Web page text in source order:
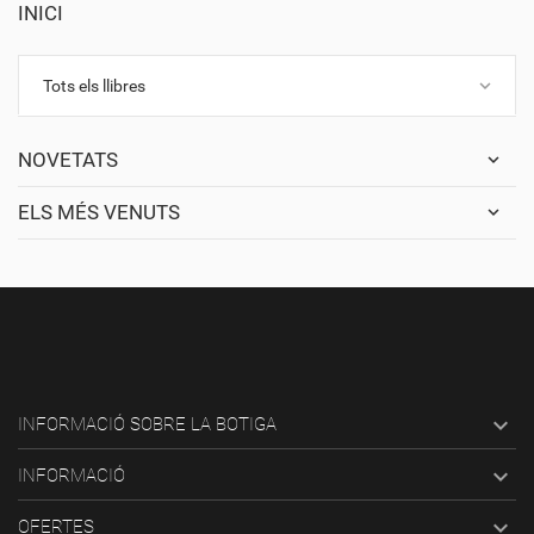
INICI
Tots els llibres keyboard_arrow_down
NOVETATS
ELS MÉS VENUTS
INFORMACIÓ SOBRE LA BOTIGA 
INFORMACIÓ 
OFERTES